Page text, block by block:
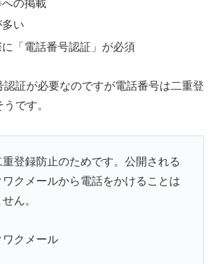
への掲載
い
「電話番号認証」が必須
認証が必要なのですが電話番号は二重登
です。
登録防止のためです。公開される
ワクメールから電話をかけることは
ん。
クメール